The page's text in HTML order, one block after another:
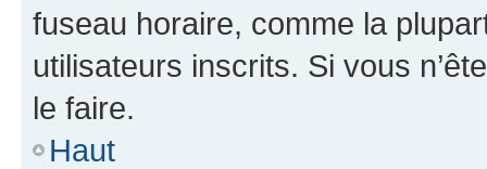
fuseau horaire, comme la
utilisateurs inscrits. Si vous
le faire.
Haut